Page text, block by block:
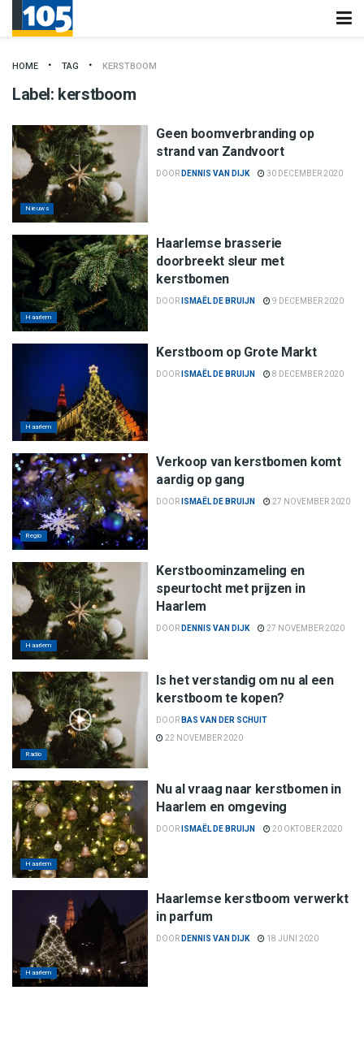
HOME TAG KERSTBOOM
Label: kerstboom
Nieuws
Geen boomverbranding op
strand van Zandvoort
DOOR DENNIS VAN DIJK 30 DECEMBER 2020
Haarlem
Haarlemse brasserie
doorbreekt sleur met
kerstbomen
DOOR ISMAËL DE BRUIJN 9 DECEMBER 2020
Haarlem
Kerstboom op Grote Markt
DOOR ISMAËL DE BRUIJN 8 DECEMBER 2020
Regio
Verkoop van kerstbomen komt
aardig op gang
DOOR ISMAËL DE BRUIJN 27 NOVEMBER 2020
Haarlem
Kerstboominzameling en
speurtocht met prijzen in
Haarlem
DOOR DENNIS VAN DIJK 27 NOVEMBER 2020
Radio
Is het verstandig om nu al een
kerstboom te kopen?
DOOR BAS VAN DER SCHUIT
22 NOVEMBER 2020
Haarlem
Nu al vraag naar kerstbomen in
Haarlem en omgeving
DOOR ISMAËL DE BRUIJN 20 OKTOBER 2020
Haarlem
Haarlemse kerstboom verwerkt
in parfum
DOOR DENNIS VAN DIJK 18 JUNI 2020